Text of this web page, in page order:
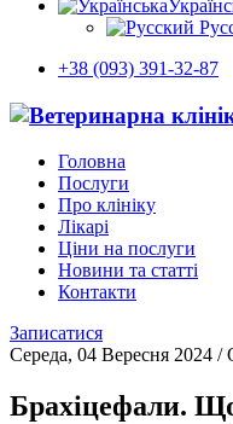
+38 (093) 391-32-87
Головна
Послуги
Про клініку
Лікарі
Ціни на послуги
Новини та статті
Контакти
Записатися
Середа, 04 Вересня 2024 /
Брахіцефали.